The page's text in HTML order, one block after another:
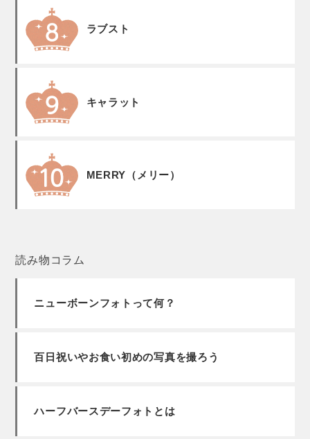
ラブスト
キャラット
MERRY（メリー）
読み物コラム
ニューボーンフォトって何？
百日祝いやお食い初めの写真を撮ろう
ハーフバースデーフォトとは